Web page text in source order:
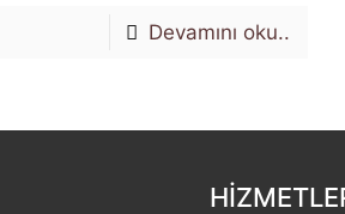
Devamını oku..